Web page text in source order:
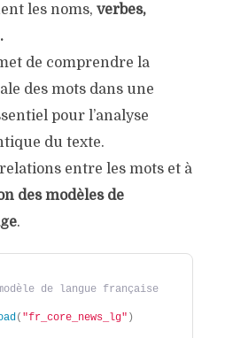
les noms, verbes,
de comprendre la
des mots dans une
pour l’analyse
du texte.
entre les mots et à
des modèles de
.
de langue française
( "fr_core_news_lg" )